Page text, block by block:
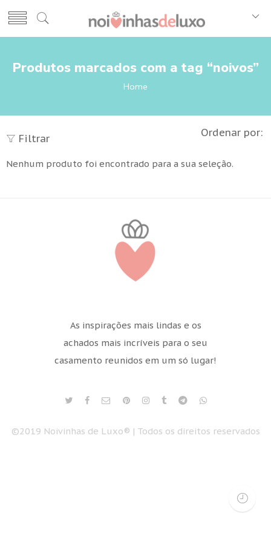
Produtos marcados com a tag “noivos”
Home
Filtrar Ordenar por:
Nenhum produto foi encontrado para a sua seleção.
As inspirações mais lindas e os
achados mais incríveis para o seu
casamento reunidos em um só lugar!
©2019 Noivinhas de Luxo® | Todos os direitos reservados